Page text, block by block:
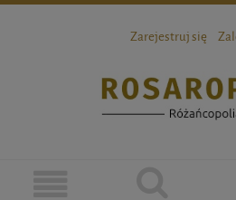
Zarejestruj się